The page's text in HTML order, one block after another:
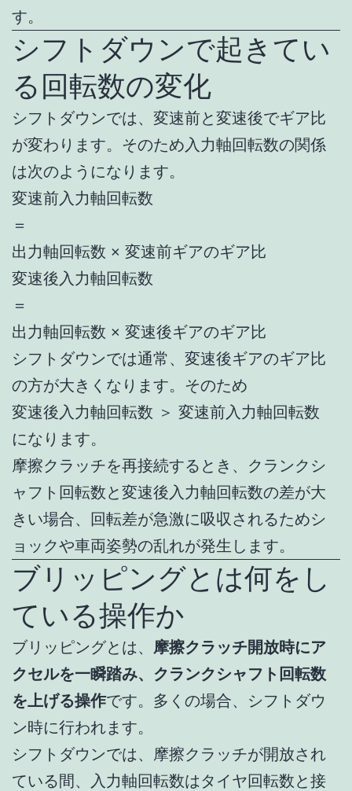
す。
シフトダウンで起きてい
る回転数の変化
シフトダウンでは、変速前と変速後でギア比
が変わります。そのため入力軸回転数の関係
は次のようになります。
変速前入力軸回転数
＝
出力軸回転数 × 変速前ギアのギア比
変速後入力軸回転数
＝
出力軸回転数 × 変速後ギアのギア比
シフトダウンでは通常、変速後ギアのギア比
の方が大きくなります。そのため
変速後入力軸回転数 ＞ 変速前入力軸回転数
になります。
摩擦クラッチを再接続するとき、クランクシ
ャフト回転数と変速後入力軸回転数の差が大
きい場合、回転差が急激に吸収されるためシ
ョックや車両姿勢の乱れが発生します。
ブリッピングとは何をし
ている操作か
ブリッピングとは、 摩擦クラッチ開放時にア
クセルを一瞬踏み、クランクシャフト回転数
を上げる操作です。多くの場合、シフトダウ
ン時に行われます。
シフトダウンでは、摩擦クラッチが開放され
ている間、入力軸回転数はタイヤ回転数と接